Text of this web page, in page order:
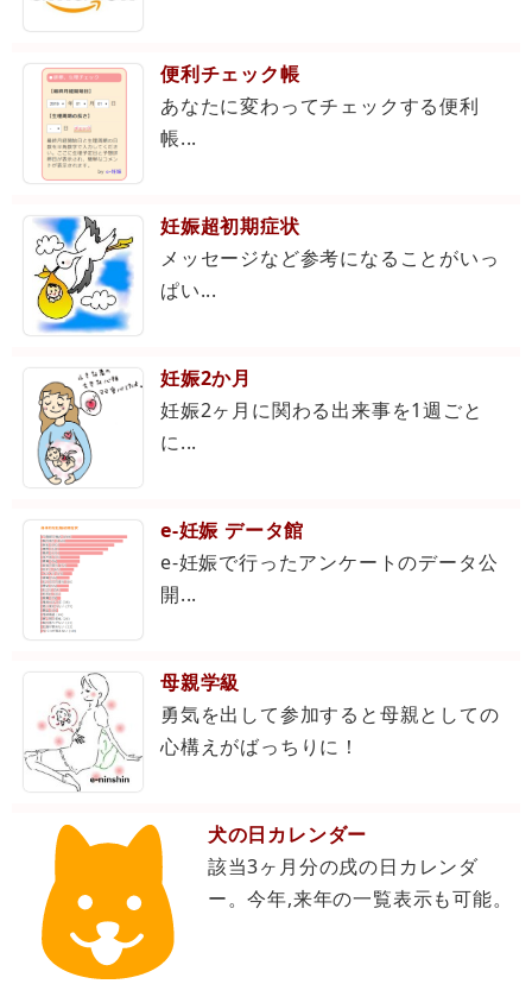
便利チェック帳
あなたに変わってチェックする便利
帳...
妊娠超初期症状
メッセージなど参考になることがいっ
ぱい...
妊娠2か月
妊娠2ヶ月に関わる出来事を1週ごと
に...
e-妊娠 データ館
e-妊娠で行ったアンケートのデータ公
開...
母親学級
勇気を出して参加すると母親としての
心構えがばっちりに！
犬の日カレンダー
該当3ヶ月分の戌の日カレンダ
ー。今年,来年の一覧表示も可能。